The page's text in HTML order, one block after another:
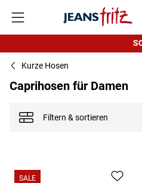
Kurze Hosen
Caprihosen für Damen
Filtern & sortieren
SALE